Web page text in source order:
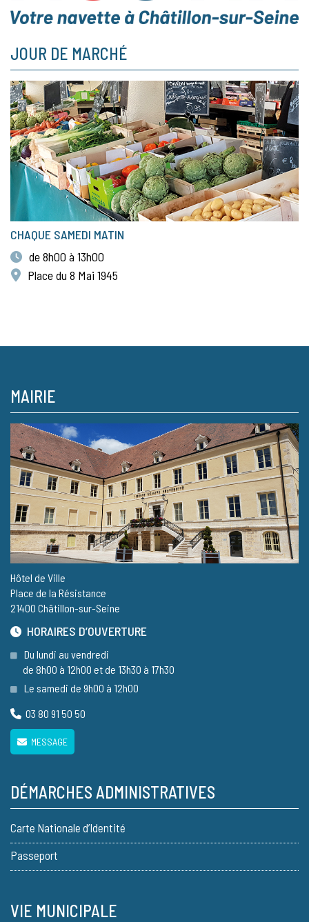
JOUR DE MARCHÉ
CHAQUE SAMEDI MATIN
de 8h00 à 13h00
Place du 8 Mai 1945
MAIRIE
Hôtel de Ville
Place de la Résistance
21400 Châtillon-sur-Seine
HORAIRES D’OUVERTURE
Du lundi au vendredi
de 8h00 à 12h00 et de 13h30 à 17h30
Le samedi de 9h00 à 12h00
03 80 91 50 50
MESSAGE
DÉMARCHES ADMINISTRATIVES
Carte Nationale d’Identité
Passeport
VIE MUNICIPALE